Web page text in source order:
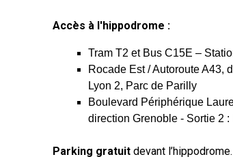
Accès à l'hippodrome :
Tram T2 et Bus C15E –
Rocade Est / Autoroute A43,
Lyon 2, Parc de Parilly
Boulevard Périphérique
direction Grenoble - Sortie 2
Parking gratuit devant l’hippodrome.